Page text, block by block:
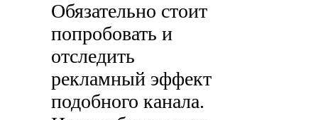
Обязательно стоит
попробовать и
отследить
рекламный эффект
подобного канала.